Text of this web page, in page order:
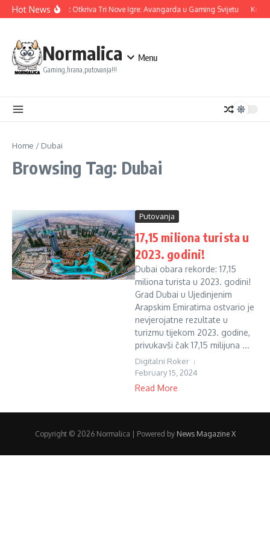
Skip to content
Hot NewsUbisoft Otkriva Tri Nove Igre: Avangarda u Gaming Svijetu
Normalica
Gaming,hrana,putovanja!!!
Menu
Home / Dubai
Browsing Tag: Dubai
Putovanja
17,15 miliona turista u
2023. godini!
Dubai obara rekorde: 17,15
miliona turista u 2023. godini!
Grad Dubai u Ujedinjenim
Arapskim Emiratima ostvario je
nevjerojatne rezultate u
turizmu tijekom 2023. godine,
privukavši čak 17,15 milijuna ...
Digitalni Roker
February 15, 2024
Read More
Copyright © 2026 Normalica | Powered by News Magazine X